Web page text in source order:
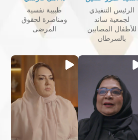
الرئيس التنفيذي
لجمعية ساند
للأطفال المصابين
بالسرطان
طبيبة نفسية
ومناصرة لحقوق
المرضى